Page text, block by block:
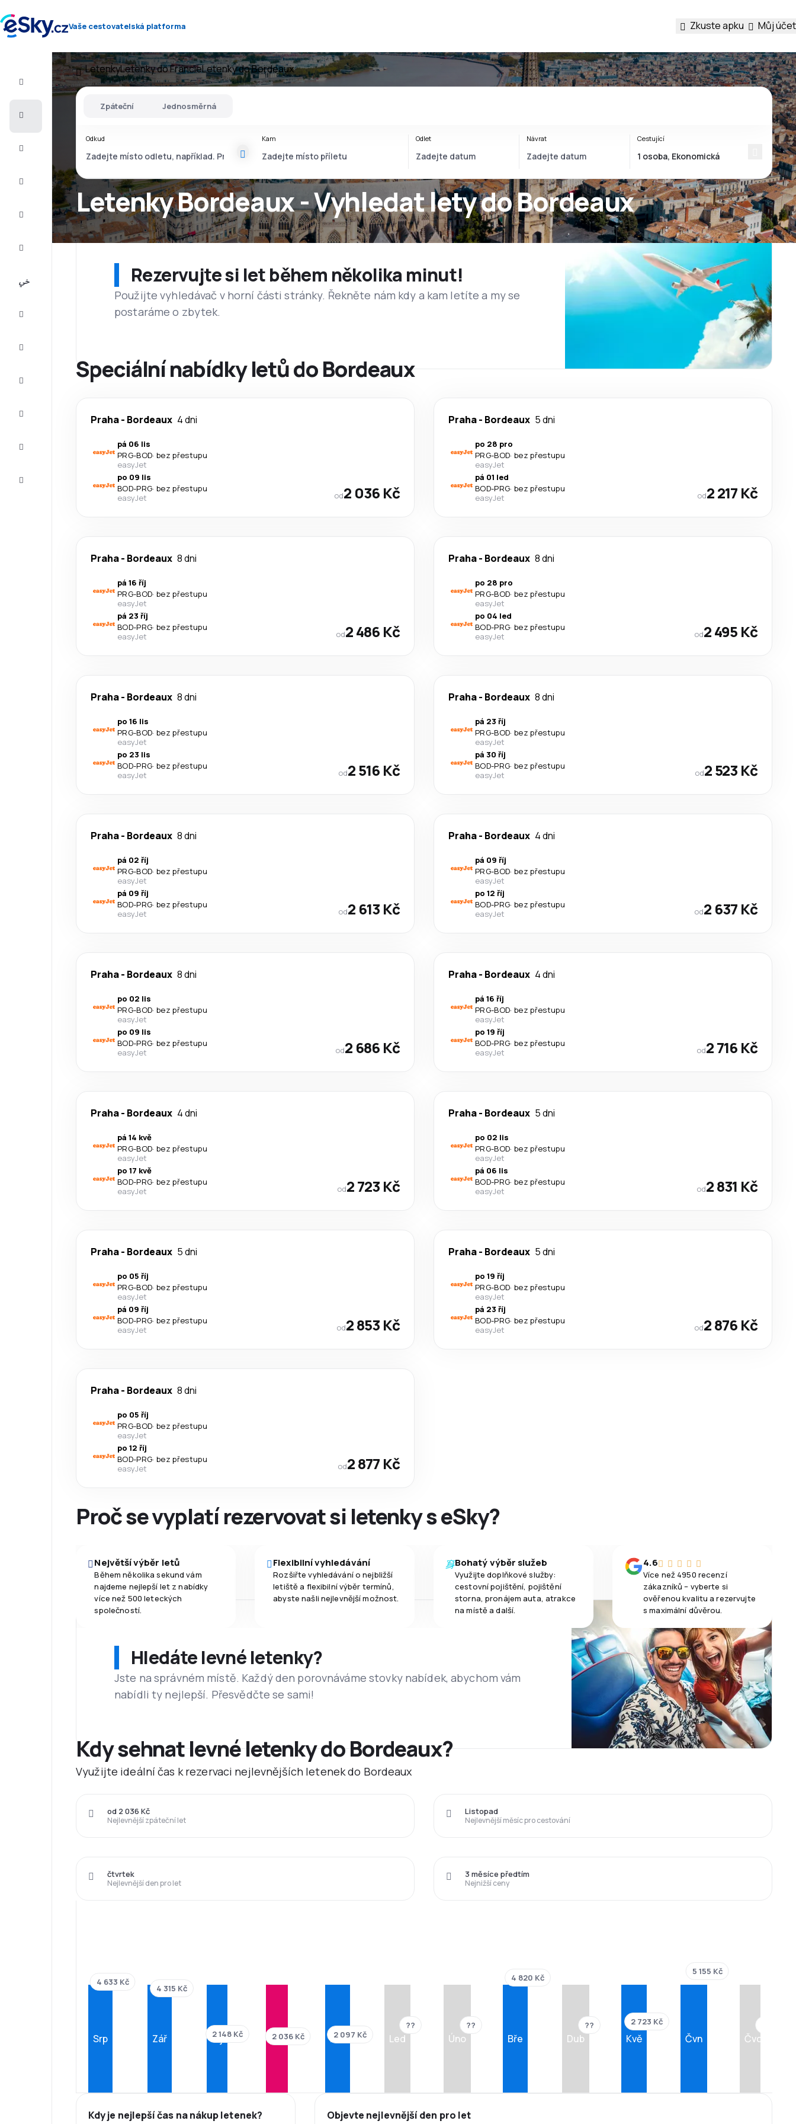
Vaše cestovatelská platforma Zkuste apku Můj účet
Let+Hotel
2026/27
LetenkyLetenky do FrancieLetenky do Bordeaux
Letenky Bordeaux - Vyhledat lety do Bordeaux
Zpáteční Jednosměrná
Odkud Kam Odlet Návrat Cestující
Rezervujte si let během několika minut!
Použijte vyhledávač v horní části stránky. Řekněte nám kdy a kam letíte a my se
postaráme o zbytek.
Speciální nabídky letů do Bordeaux
Praha- Bordeaux 4 dni
pá 06 lis
PRG-BOD· bez přestupu
easyJet
po 09 lis
BOD-PRG· bez přestupu
easyJet
od2 036 Kč
Praha- Bordeaux 5 dni
po 28 pro
PRG-BOD· bez přestupu
easyJet
pá 01 led
BOD-PRG· bez přestupu
easyJet
od2 217 Kč
Praha- Bordeaux 8 dni
pá 16 říj
PRG-BOD· bez přestupu
easyJet
pá 23 říj
BOD-PRG· bez přestupu
easyJet
od2 486 Kč
Praha- Bordeaux 8 dni
po 28 pro
PRG-BOD· bez přestupu
easyJet
po 04 led
BOD-PRG· bez přestupu
easyJet
od2 495 Kč
Praha- Bordeaux 8 dni
po 16 lis
PRG-BOD· bez přestupu
easyJet
po 23 lis
BOD-PRG· bez přestupu
easyJet
od2 516 Kč
Praha- Bordeaux 8 dni
pá 23 říj
PRG-BOD· bez přestupu
easyJet
pá 30 říj
BOD-PRG· bez přestupu
easyJet
od2 523 Kč
Praha- Bordeaux 8 dni
pá 02 říj
PRG-BOD· bez přestupu
easyJet
pá 09 říj
BOD-PRG· bez přestupu
easyJet
od2 613 Kč
Praha- Bordeaux 4 dni
pá 09 říj
PRG-BOD· bez přestupu
easyJet
po 12 říj
BOD-PRG· bez přestupu
easyJet
od2 637 Kč
Praha- Bordeaux 8 dni
po 02 lis
PRG-BOD· bez přestupu
easyJet
po 09 lis
BOD-PRG· bez přestupu
easyJet
od2 686 Kč
Praha- Bordeaux 4 dni
pá 16 říj
PRG-BOD· bez přestupu
easyJet
po 19 říj
BOD-PRG· bez přestupu
easyJet
od2 716 Kč
Praha- Bordeaux 4 dni
pá 14 kvě
PRG-BOD· bez přestupu
easyJet
po 17 kvě
BOD-PRG· bez přestupu
easyJet
od2 723 Kč
Praha- Bordeaux 5 dni
po 02 lis
PRG-BOD· bez přestupu
easyJet
pá 06 lis
BOD-PRG· bez přestupu
easyJet
od2 831 Kč
Praha- Bordeaux 5 dni
po 05 říj
PRG-BOD· bez přestupu
easyJet
pá 09 říj
BOD-PRG· bez přestupu
easyJet
od2 853 Kč
Praha- Bordeaux 5 dni
po 19 říj
PRG-BOD· bez přestupu
easyJet
pá 23 říj
BOD-PRG· bez přestupu
easyJet
od2 876 Kč
Praha- Bordeaux 8 dni
po 05 říj
PRG-BOD· bez přestupu
easyJet
po 12 říj
BOD-PRG· bez přestupu
easyJet
od2 877 Kč
Proč se vyplatí rezervovat si letenky s eSky?
Největší výběr letů
Během několika sekund vám
najdeme nejlepší let z nabídky
více než 500 leteckých
společností.
Flexibilní vyhledávání
Rozšiřte vyhledávání o nejbližší
letiště a flexibilní výběr termínů,
abyste našli nejlevnější možnost.
Bohatý výběr služeb
Využijte doplňkové služby:
cestovní pojištění, pojištění
storna, pronájem auta, atrakce
na místě a další.
4.6
Více než 4950 recenzí
zákazníků – vyberte si
ověřenou kvalitu a rezervujte
s maximální důvěrou.
Hledáte levné letenky?
Jste na správném místě. Každý den porovnáváme stovky nabídek, abychom vám
nabídli ty nejlepší. Přesvědčte se sami!
Kdy sehnat levné letenky do Bordeaux?
Využijte ideální čas k rezervaci nejlevnějších letenek do Bordeaux
Nejlevnější zpáteční let
od 2 036 Kč
Nejlevnější měsíc pro cestování
Listopad
Nejlevnější den pro let
čtvrtek
Nejnižší ceny
3 měsíce předtím
Srp
4 633 Kč
Zář
4 315 Kč
Říj
2 148 Kč Lis
2 036 Kč Pro
2 097 Kč Led
??
Úno
??
Bře
4 820 Kč
Dub
??
Kvě
2 723 Kč
Čvn
5 155 Kč
Čvc
Kdy je nejlepší čas na nákup letenek? Objevte nejlevnější den pro let